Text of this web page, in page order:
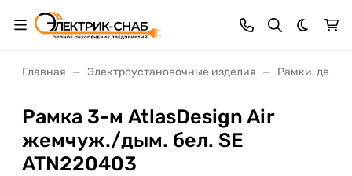
Темная
Главная Электроустановочные изделия Рамки,
Рамка 3-м AtlasDesign Air
жемчуж./дым. бел. SE
ATN220403